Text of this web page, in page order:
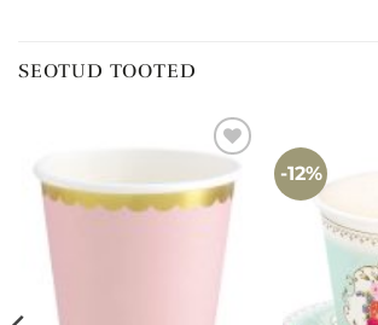
SEOTUD TOOTED
soovinimekirja
-12%